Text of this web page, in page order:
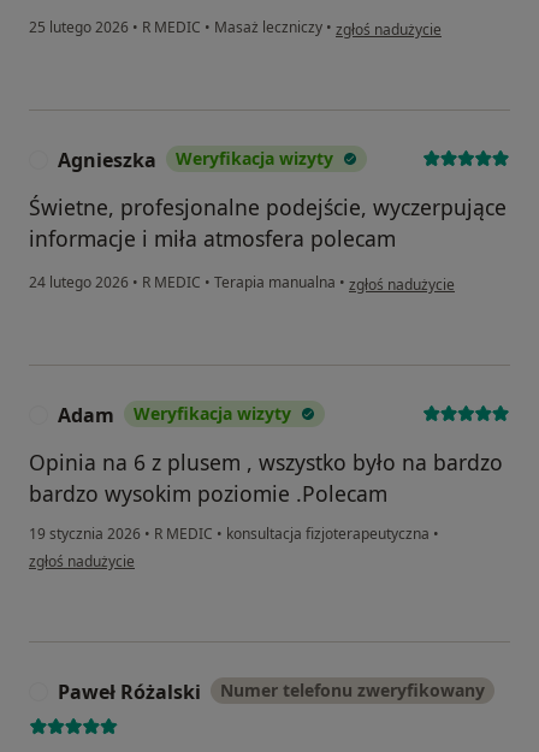
25 lutego 2026 • R MEDIC • Masaż leczniczy • w opinii użytkownika Piotr
zgłoś nadużycie
Agnieszka Weryfikacja wizyty
Świetne, profesjonalne podejście, wyczerpujące
informacje i miła atmosfera polecam
24 lutego 2026 • R MEDIC • Terapia manualna • w opinii użytkownika
zgłoś nadużycie
Adam Weryfikacja wizyty
Opinia na 6 z plusem , wszystko było na bardzo
bardzo wysokim poziomie .Polecam
19 stycznia 2026 • R MEDIC • konsultacja fizjoterapeutyczna •
w opinii użytkownika Adam
zgłoś nadużycie
Paweł Różalski Numer telefonu zweryfikowany